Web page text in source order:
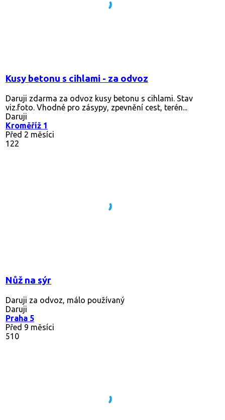
Kusy betonu s cihlami - za odvoz
Daruji zdarma za odvoz kusy betonu s cihlami. Stav
viz.foto. Vhodné pro zásypy, zpevnění cest, terén...
Daruji
Kroměříž 1
Před 2 měsíci
122
Nůž na sýr
Daruji za odvoz, málo používaný
Daruji
Praha 5
Před 9 měsíci
510